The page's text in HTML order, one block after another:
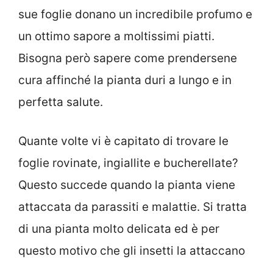
sue foglie donano un incredibile profumo e
un ottimo sapore a moltissimi piatti.
Bisogna però sapere come prendersene
cura affinché la pianta duri a lungo e in
perfetta salute.
Quante volte vi è capitato di trovare le
foglie rovinate, ingiallite e bucherellate?
Questo succede quando la pianta viene
attaccata da parassiti e malattie. Si tratta
di una pianta molto delicata ed è per
questo motivo che gli insetti la attaccano